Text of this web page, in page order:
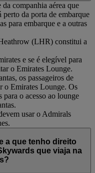
companhia aérea que
perto da porta de embarque
para embarque e a outras
(LHR) constitui a
e se é elegível para
o Emirates Lounge.
os passageiros de
o Emirates Lounge. Os
para o acesso ao lounge
usar o Admirals
a que tenho direito
que viaja na